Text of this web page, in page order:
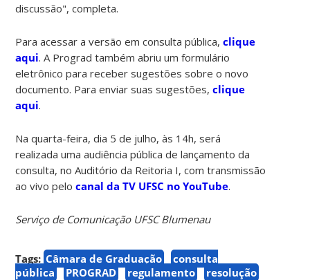
discussão", completa.
Para acessar a versão em consulta pública,clique
aqui. A Prograd também abriu um formulário
eletrônico para receber sugestões sobre o novo
documento. Para enviar suas sugestões,clique
aqui.
Na quarta-feira, dia 5 de julho, às 14h, será
realizada uma audiência pública de lançamento da
consulta, no Auditório da Reitoria I, com transmissão
ao vivo pelocanal da TV UFSC no YouTube.
Serviço de Comunicação UFSC Blumenau
Tags: Câmara de Graduação
consulta
pública
PROGRAD regulamento resolução